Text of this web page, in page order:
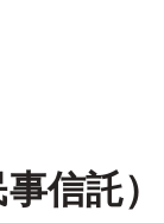
信託）